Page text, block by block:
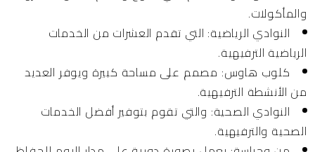
والمأكولات.
النوادي الرياضية: التي تقدم العشرات من الخدمات
الرياضية الترفيهية.
كلوب هاوس: مصمم على مساحة كبيرة ويوفر العديد
من الأنشطة الترفيهية.
النوادي الصحية: والتي تقوم بتوفير أفضل الخدمات
الصحية والترفيهية.